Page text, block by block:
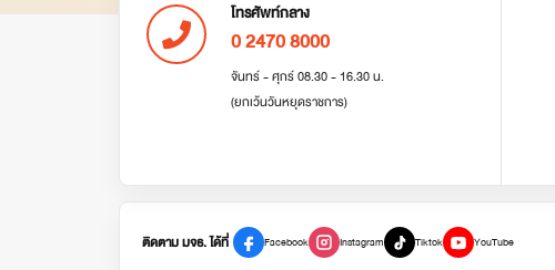
โทรศัพท์กลาง
0 2470 8000
จันทร์ - ศุกร์ 08.30 - 16.30 น.
(ยกเว้นวันหยุดราชการ)
ติดตาม มจธ. ได้ที่ Facebook Instagram Tiktok YouTube